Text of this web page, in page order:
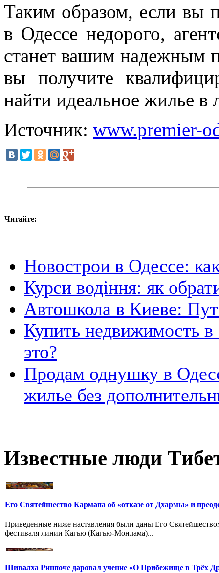
Таким образом, если вы
в Одессе недорого,
станет вашим надежным
вы получите
найти идеальное жилье в
Источник: www.premier-
Читайте:
Новострои в Одессе:
Курси водіння: як
Автошкола в Киеве:
Купить недвижимость
это?
Продам однушку в
жилье без
Известные люди
Его Святейшество Кармапа об «отказе от Дхармы» и
Приведенные ниже наставления были даны Его
фестиваля линии Кагью (Кагью-Монлама)...
Шивалха Ринпоче даровал учение «О Прибежище в Трёх